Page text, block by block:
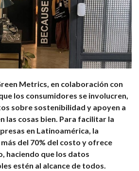
Metrics, en colaboración con
los consumidores se involucren,
sobre sostenibilidad y apoyen a
las cosas bien. Para facilitar la
en Latinoamérica, la
del 70% del costo y ofrece
haciendo que los datos
estén al alcance de todos.